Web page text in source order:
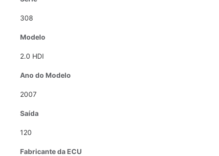
308
Modelo
2.0 HDI
Ano do Modelo
2007
Saída
120
Fabricante da ECU